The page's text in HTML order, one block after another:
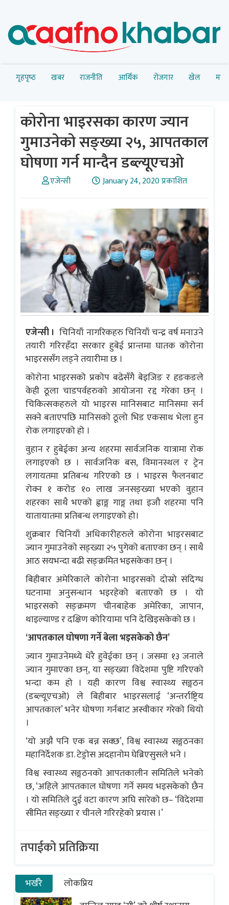
गृहपृष्‍ठ खबर राजनीति आर्थिक रोजगार खेल
कोरोना भाइरसका कारण ज्यान
गुमाउनेको सङ्ख्या २५, आपतकाल
घोषणा गर्न मान्दैन डब्ल्यूएचओ
एजेन्सी January 24, 2020 प्रकाशित
एजेन्सी । चिनियाँ नागरिकहरु चिनियाँ चन्द्र वर्ष मनाउने
तयारी गरिरहँदा सरकार हुबेई प्रान्तमा घातक कोरोना
भाइरससँग लड्ने तयारीमा छ ।
कोरोना भाइरसको प्रकोप बढेसँगै बेइजिङ र हङकङले
केही ठूला चाडपर्वहरुको आयोजना रद्द गरेका छन् ।
चिकित्सकहरुले यो भाइरस मानिसबाट मानिसमा सर्न
सक्ने बताएपछि मानिसको ठूलो भिड एकसाथ भेला हुन
रोक लगाइएको हो ।
वुहान र हुबेईका अन्य शहरमा सार्वजनिक यात्रामा रोक
लगाइएको छ । सार्वजनिक बस, विमानस्थल र ट्रेन
लगायतमा प्रतिबन्ध गरिएको छ । भाइरस फैलनबाट
रोक्न १ करोड १० लाख जनसङ्ख्या भएको वुहान
शहरका साथै भएको ह्वाङ्ग गाङ्ग तथा इजौ शहरमा पनि
यातायातमा प्रतिबन्ध लगाइएको हो।
शुक्रबार चिनियाँ अधिकारीहरुले कोरोना भाइरसबाट
ज्यान गुमाउनेको सङ्ख्या २५ पुगेको बताएका छन् । साथै
आठ सयभन्दा बढी सङ्क्रमित भइसकेका छन् ।
बिहीबार अमेरिकाले कोरोना भाइरसको दोस्रो संदिग्ध
घटनामा अनुसन्धान भइरहेको बताएको छ । यो
भाइरसको सङ्क्रमण चीनबाहेक अमेरिका, जापान,
थाइल्याण्ड र दक्षिण कोरियामा पनि देखिइसकेको छ ।
‘आपतकाल घोषणा गर्ने बेला भइसकेको छैन’
ज्यान गुमाउनेमध्ये धेरै हुवेईका छन् । जसमा १३ जनाले
ज्यान गुमाएका छन्, या सङ्ख्या विदेशमा पुष्टि गरिएको
भन्दा कम हो । यही कारण विश्व स्वास्थ्य सङ्गठन
(डब्ल्यूएचओ) ले बिहीबार भाइरसलाई ‘अन्तर्राष्ट्रिय
आपतकाल’ भनेर घोषणा गर्नबाट अस्वीकार गरेको थियो
।
‘यो अझै पनि एक बन्न सक्छ’, विश्व स्वास्थ्य सङ्गठनका
महानिर्देशक डा. टेड्रोस अदहानोम घेब्रिएसुसले भने ।
विश्व स्वास्थ्य सङ्गठनको आपतकालीन समितिले भनेको
छ, ‘अहिले आपतकाल घोषणा गर्ने समय भइसकेको छैन
। यो समितिले दुई वटा कारण अघि सारेको छ– ‘विदेशमा
सीमित सङ्ख्या र चीनले गरिरहेको प्रयास ।’
तपाईको प्रतिक्रिया
भर्खरै
लोकप्रिय